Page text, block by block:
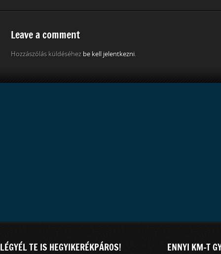
Leave a comment
Hozzászólás küldéséhez be kell jelentkezni.
LÉGYÉL TE IS HEGYIKERÉKPÁROS! ENNYI KM-T